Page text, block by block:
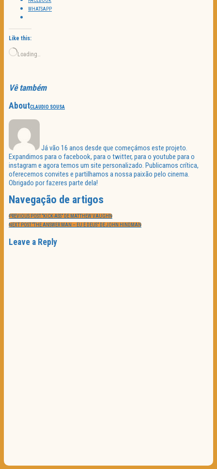
WHATSAPP
Like this:
Loading…
Vê também
AboutCLAUDIO SOUSA
Já vão 16 anos desde que começámos este projeto.
Expandimos para o facebook, para o twitter, para o youtube para o
instagram e agora temos um site personalizado. Publicamos crítica,
oferecemos convites e partilhamos a nossa paixão pelo cinema.
Obrigado por fazeres parte dela!
Navegação de artigos
PREVIOUS POST:“KICK-ASS” DE MATTHEW VAUGHN
NEXT POST:“THE ANSWER MAN – EU E DEUS” DE JOHN HINDMAN
Leave a Reply